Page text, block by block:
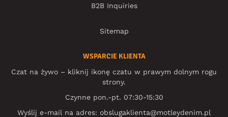
B2B Inquiries
Sitemap
WSPARCIE KLIENTA
Czat na żywo – kliknij ikonę czatu w prawym dolnym rogu
strony.
Czynne pon.-pt. 07:30-15:30
Wyślij e-mail na adres: obslugaklienta@motleydenim.pl